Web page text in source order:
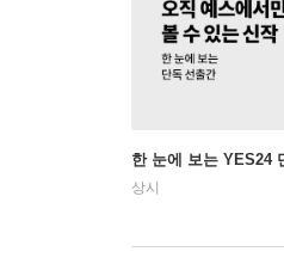
한 눈에 보는 YES24
상시